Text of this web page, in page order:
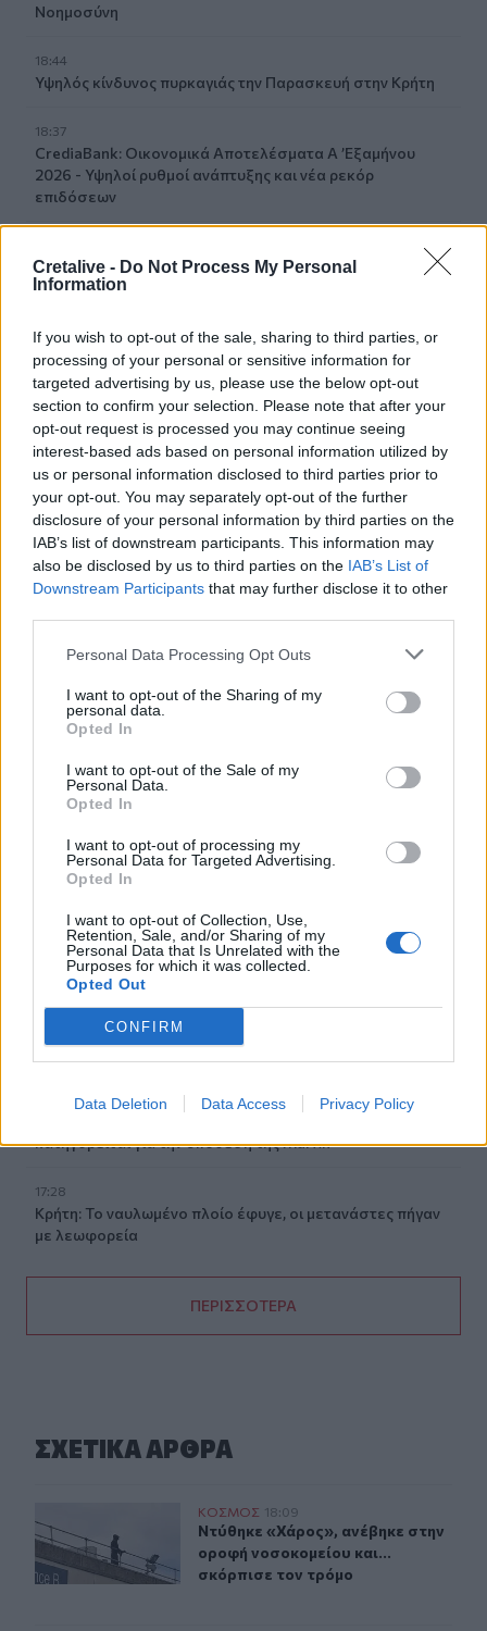
Cretalive - Do Not Process My Personal
Information
If you wish to opt-out of the sale, sharing to third parties, or
processing of your personal or sensitive information for
targeted advertising by us, please use the below opt-out
section to confirm your selection. Please note that after your
opt-out request is processed you may continue seeing
interest-based ads based on personal information utilized by
us or personal information disclosed to third parties prior to
your opt-out. You may separately opt-out of the further
disclosure of your personal information by third parties on the
IAB’s list of downstream participants. This information may
also be disclosed by us to third parties on the IAB’s List of
Downstream Participants that may further disclose it to other
Personal Data Processing Opt Outs
I want to opt-out of the Sharing of my
personal data.
Opted In
I want to opt-out of the Sale of my
Personal Data.
Opted In
I want to opt-out of processing my
Personal Data for Targeted Advertising.
Opted In
I want to opt-out of Collection, Use,
Retention, Sale, and/or Sharing of my
Personal Data that Is Unrelated with the
Purposes for which it was collected.
Opted Out
CONFIRM
Data Deletion Data Access Privacy Policy
Νοημοσύνη
18:44
Υψηλός κίνδυνος πυρκαγιάς την Παρασκευή στην Κρήτη
18:37
CrediaBank: Οικονομικά Αποτελέσματα A ’Εξαμήνου
2026 - Υψηλοί ρυθμοί ανάπτυξης και νέα ρεκόρ
επιδόσεων
Αγωνία για την 20χρονη Ραφαέλα: Από το ΠΑΓΝΗ στην
Αθήνα η φοιτήτρια που τραυματίστηκε σε τροχαίο στο
18:19
Δύο συλλήψεις για την υπόθεση του 72χρονου που είχε
βρεθεί νεκρός σε αυτοκίνητο στα Άνω Λιόσια
18:09
Ντύθηκε «Χάρος», ανέβηκε στην οροφή νοσοκομείου
και... σκόρπισε τον τρόμο
18:05
Γιώργος Σφακιανάκης: Η παρέμβαση για το
μεταναστευτικό με φόντο τη Θέουτα
Υπ. Παιδείας: Ανακοινώθηκαν 95 ειδικότητες και 860
στο συλλαλητήριο της ΔΕΘ
Ταλαιπωρία για τον κόσμο του ΟΦΗ: Προβλήματα με την
πλατφόρμα των εισιτηρίων του Σούπερ Καπ
Ηράκλειο: Εκδήλωση στη Δαμάστα με θέμα τη βία και την
πρόληψή της
17:39
Δήμος Αγίου Νικολάου: «Κανένα έργο δεν χάθηκε – Οι
παρεμβάσεις στις αθλητικές υποδομές προχωρούν»
κατηγορείται για την υπόθεση της Marfin
17:28
Κρήτη: Το ναυλωμένο πλοίο έφυγε, οι μετανάστες πήγαν
με λεωφορεία
ΠΕΡΙΣΣΟΤΕΡΑ
ΣΧΕΤΙΚA AΡΘΡΑ
Ντύθηκε «Χάρος», ανέβηκε στην οροφή νοσοκομείου
ΚΟΣΜΟΣ 18:09
Ντύθηκε «Χάρος», ανέβηκε στην
Ντύθηκε «Χάρος», ανέβηκε στην
οροφή νοσοκομείου και...
σκόρπισε τον τρόμο